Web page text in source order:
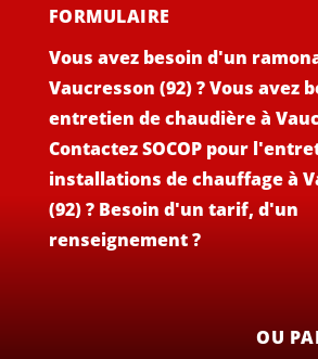
FORMULAIRE
Vous avez besoin d'un
Vaucresson (92) ? Vous avez
entretien de chaudière à
Contactez SOCOP pour
installations de chauffage à
(92) ? Besoin d'un tarif, d'un
renseignement ?
OU